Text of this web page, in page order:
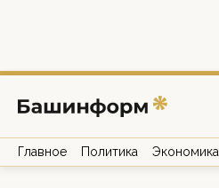
Главное Политика Экономика